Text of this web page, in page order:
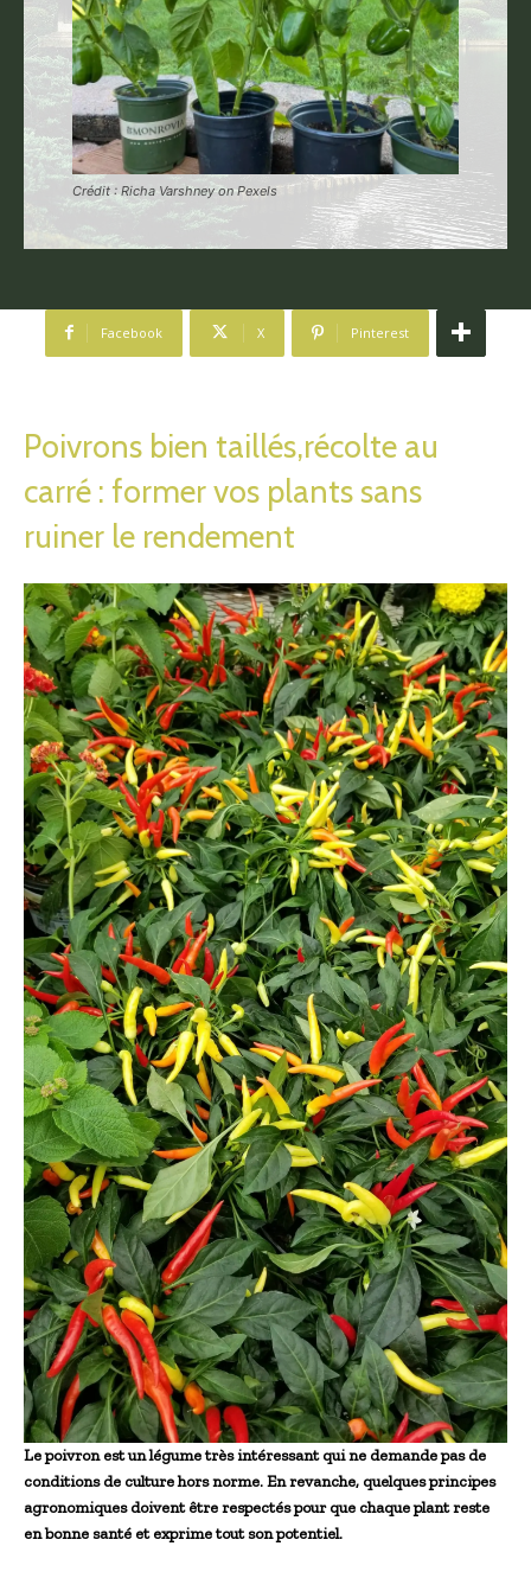
Crédit : Richa Varshney on Pexels
Facebook X Pinterest
Poivrons bien taillés,récolte au
carré : former vos plants sans
ruiner le rendement
Le poivron est un légume très intéressant qui ne demande pas de
conditions de culture hors norme. En revanche, quelques principes
agronomiques doivent être respectés pour que chaque plant reste
en bonne santé et exprime tout son potentiel.